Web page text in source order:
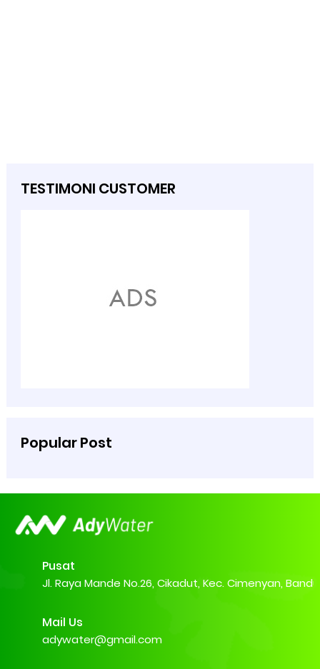
TESTIMONI CUSTOMER
Popular Post
Pusat
Jl. Raya Mande No.26, Cikadut, Kec. Cimenyan,
Mail Us
adywater@gmail.com